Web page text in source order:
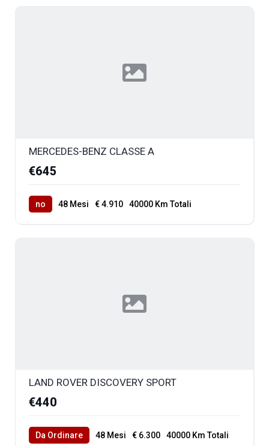
MERCEDES-BENZ CLASSE A
€645
no 48 Mesi € 4.910 40000 Km Totali
LAND ROVER DISCOVERY SPORT
€440
Da Ordinare 48 Mesi € 6.300 40000 Km Totali